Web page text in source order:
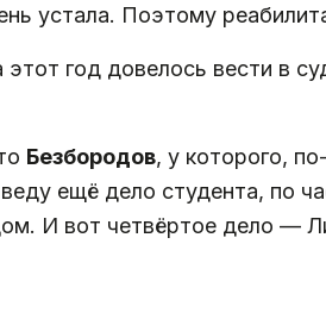
устала. Поэтому
год довелось вести в
Безбородов, у которого,
ещё дело студента, по
И вот четвёртое дело —